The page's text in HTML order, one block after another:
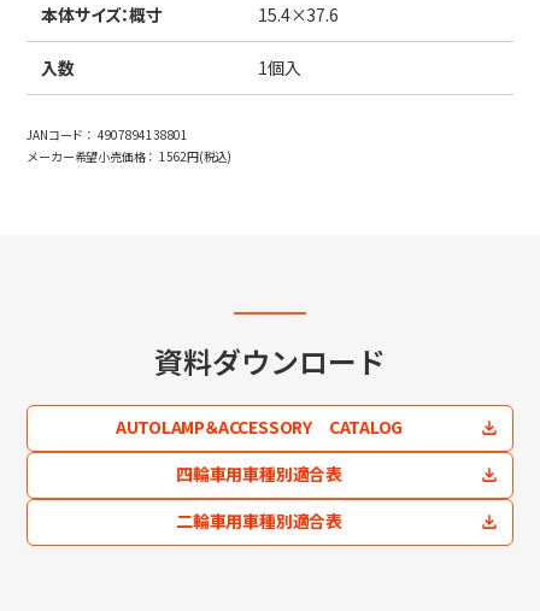
本体サイズ：概寸 15.4×37.6
入数 1個入
JANコード： 4907894138801
メーカー希望小売価格： 1562円(税込)
資料ダウンロード
AUTOLAMP＆ACCESSORY CATALOG
四輪車用車種別適合表
二輪車用車種別適合表